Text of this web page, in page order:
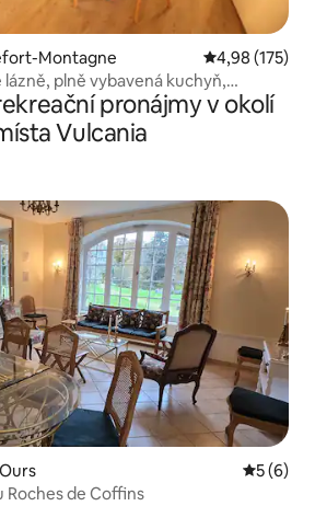
Montagne Průměrné
4,98 (175)
plně vybavená kuchyň,
pronájmy v okolí
Vulcania
5 (6)
Roches de Coffins